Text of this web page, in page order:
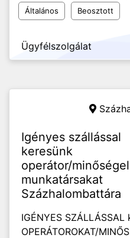
Általános Beosztott
Ügyfélszolgálat
Igényes szállással
keresünk
operátor/
munkatársakat
Százhalombattára
IGÉNYES SZÁLLÁSSAL
OPERÁTOROKAT/